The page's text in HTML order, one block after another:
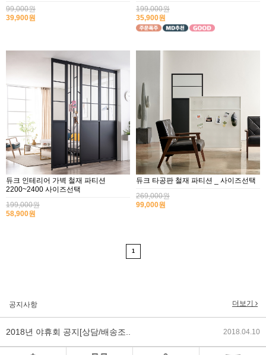
99,000원
39,900원
199,000원
35,900원
듀크 인테리어 가벽 철재 파티션
2200~2400 사이즈선택
199,000원
58,900원
듀크 타공판 철재 파티션 _ 사이즈선택
269,000원
99,000원
1
공지사항 더보기
2018년 미즌하임 사이트 리뉴얼! 2018.06.04
2018년 야휴회 공지[상담/배송조.. 2018.04.10